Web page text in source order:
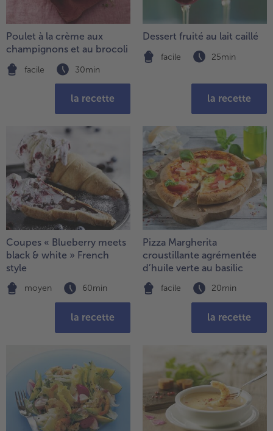
TousUstensiles de cuisine
Gâteaux & Tartes
Tousbofrost*free
High Protein
Tousbofrost*plus.
Alternatives végétale
TousAlternatives végétale
- 5 € à l’achat de 7 menus au choix
Poulet à la crème aux
champignons et au brocoli
facile 30min
la recette
Dessert fruité au lait caillé
facile 25min
la recette
Coupes « Blueberry meets
black & white » French
style
moyen 60min
la recette
Pizza Margherita
croustillante agrémentée
d’huile verte au basilic
facile 20min
la recette